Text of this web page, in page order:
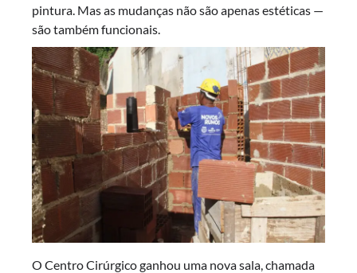
pintura. Mas as mudanças não são apenas estéticas —
são também funcionais.
O Centro Cirúrgico ganhou uma nova sala, chamada